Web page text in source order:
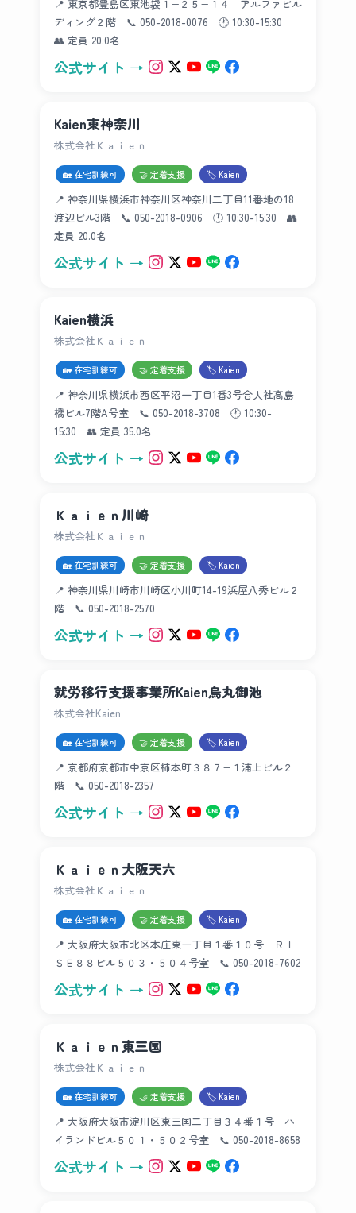
📍 東京都豊島区東池袋１−２５−１４ アルファビル
ディング２階 📞 050-2018-0076 🕐 10:30-15:30
👥 定員 20.0名
公式サイト →
Kaien東神奈川
株式会社Ｋａｉｅｎ
🏡 在宅訓練可 🤝 定着支援 🏷 Kaien
📍 神奈川県横浜市神奈川区神奈川二丁目11番地の18
渡辺ビル3階 📞 050-2018-0906 🕐 10:30-15:30 👥
定員 20.0名
公式サイト →
Kaien横浜
株式会社Ｋａｉｅｎ
🏡 在宅訓練可 🤝 定着支援 🏷 Kaien
📍 神奈川県横浜市西区平沼一丁目1番3号合人社高島
橋ビル7階A号室 📞 050-2018-3708 🕐 10:30-
15:30 👥 定員 35.0名
公式サイト →
Ｋａｉｅｎ川崎
株式会社Ｋａｉｅｎ
🏡 在宅訓練可 🤝 定着支援 🏷 Kaien
📍 神奈川県川崎市川崎区小川町14-19浜屋八秀ビル２
階 📞 050-2018-2570
公式サイト →
就労移行支援事業所Kaien烏丸御池
株式会社Kaien
🏡 在宅訓練可 🤝 定着支援 🏷 Kaien
📍 京都府京都市中京区柿本町３８７−１浦上ビル２
階 📞 050-2018-2357
公式サイト →
Ｋａｉｅｎ大阪天六
株式会社Ｋａｉｅｎ
🏡 在宅訓練可 🤝 定着支援 🏷 Kaien
📍 大阪府大阪市北区本庄東一丁目１番１０号 ＲＩ
ＳＥ８８ビル５０３・５０４号室 📞 050-2018-7602
公式サイト →
Ｋａｉｅｎ東三国
株式会社Ｋａｉｅｎ
🏡 在宅訓練可 🤝 定着支援 🏷 Kaien
📍 大阪府大阪市淀川区東三国二丁目３４番１号 ハ
イランドビル５０１・５０２号室 📞 050-2018-8658
公式サイト →